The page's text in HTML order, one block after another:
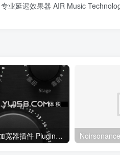
专业延迟效果器 AIR Music
立体声成像加宽器插件 Plugin Alliance 汉化版- SPL BiG v1.0.0 WiN